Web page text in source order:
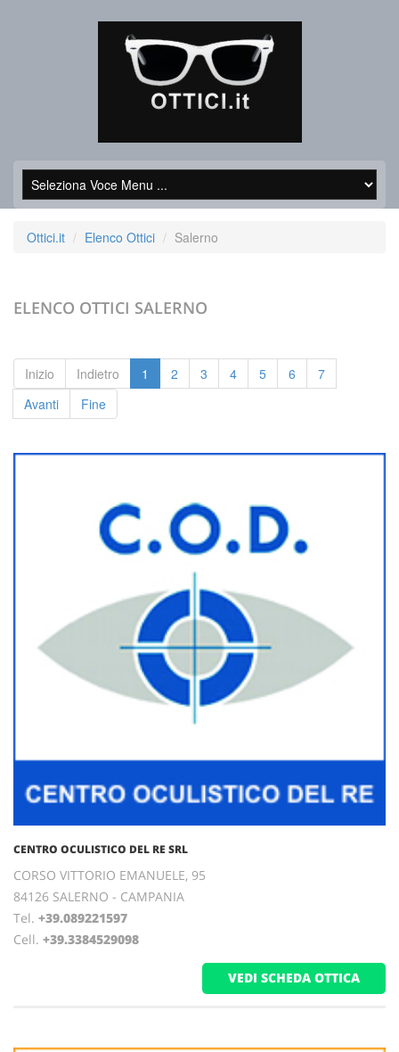
Ottici.it Elenco Ottici Salerno
ELENCO OTTICI SALERNO
Inizio Indietro 1 2 3 4 5 6
7
Avanti
Fine
CENTRO OCULISTICO DEL RE SRL
CORSO VITTORIO EMANUELE, 95
84126 SALERNO - CAMPANIA
Tel. +39.089221597
Cell. +39.3384529098
VEDI SCHEDA OTTICA